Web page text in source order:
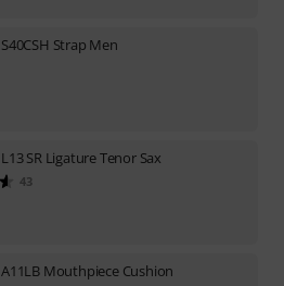
S40CSH Strap Men
L13 SR Ligature Tenor Sax
43
A11LB Mouthpiece Cushion